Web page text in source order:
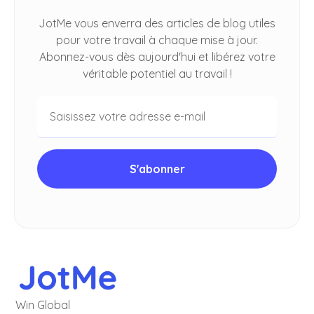
JotMe vous enverra des articles de blog utiles
pour votre travail à chaque mise à jour.
Abonnez-vous dès aujourd'hui et libérez votre
véritable potentiel au travail !
Win Global